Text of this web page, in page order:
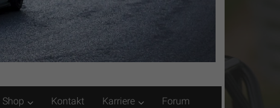
Shop Kontakt Karriere Forum